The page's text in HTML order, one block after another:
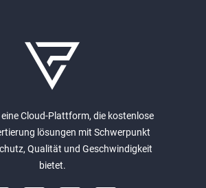
Cloud-Plattform, die kostenlose
lösungen mit Schwerpunkt
Qualität und Geschwindigkeit
bietet.